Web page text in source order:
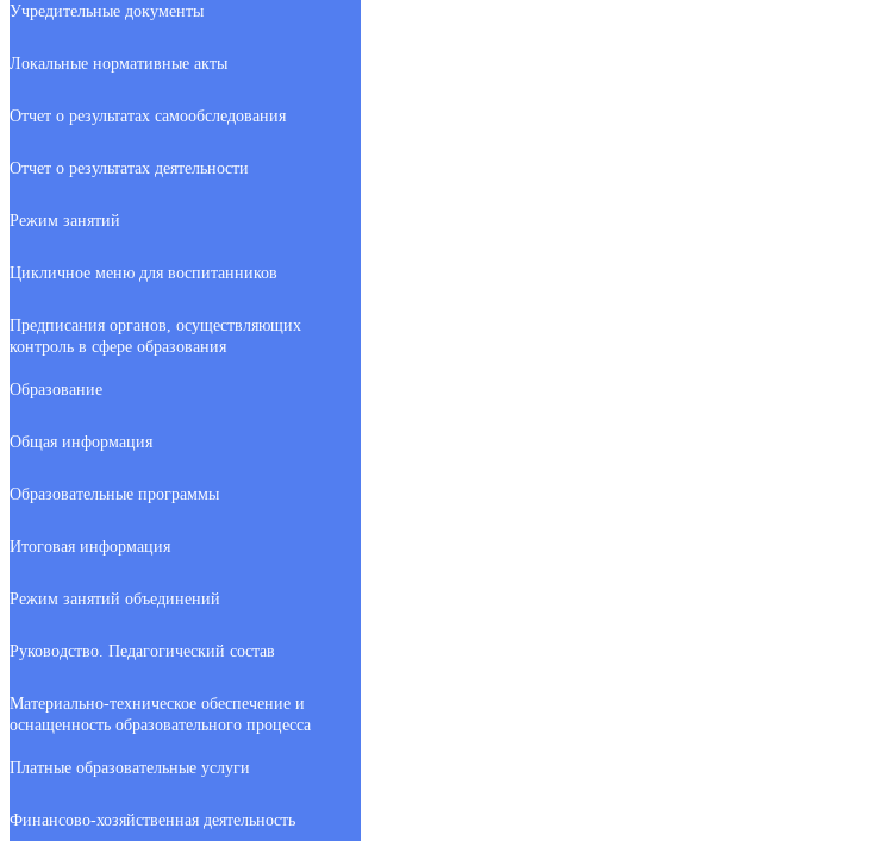
Учредительные документы
Локальные нормативные акты
Отчет о результатах самообследования
Отчет о результатах деятельности
Режим занятий
Цикличное меню для воспитанников
Предписания органов, осуществляющих
контроль в сфере образования
Образование
Общая информация
Образовательные программы
Итоговая информация
Режим занятий объединений
Руководство. Педагогический состав
Материально-техническое обеспечение и
оснащенность образовательного процесса
Платные образовательные услуги
Финансово-хозяйственная деятельность